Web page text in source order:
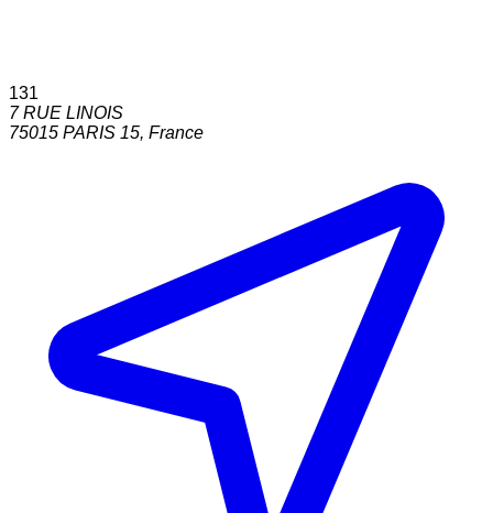
131
7 RUE LINOIS
75015 PARIS 15, France